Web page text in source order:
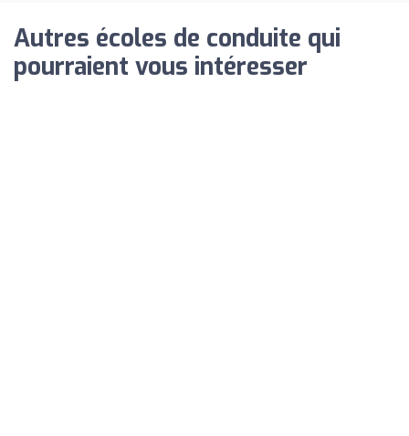
Autres écoles de conduite qui
pourraient vous intéresser